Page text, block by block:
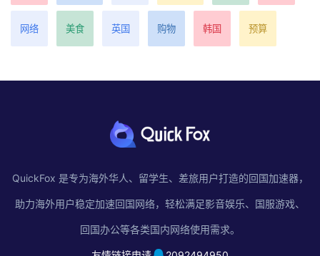
网络 美食 英国 购物 韩国 预算
QuickFox 是专为海外华人、留学生、差旅用户打造的回国加速器，
助力海外用户稳定加速回国网络，轻松满足影音娱乐、国服游戏、
回国办公等各类国内网络使用需求。